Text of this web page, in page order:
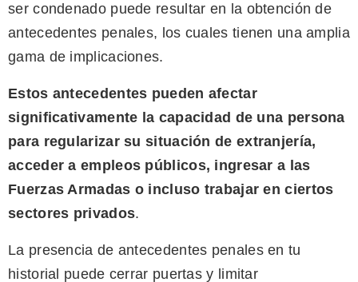
ser condenado puede resultar en la obtención de
antecedentes penales, los cuales tienen una amplia
gama de implicaciones.
Estos antecedentes pueden afectar
significativamente la capacidad de una persona
para regularizar su situación de extranjería,
acceder a empleos públicos, ingresar a las
Fuerzas Armadas o incluso trabajar en ciertos
sectores privados.
La presencia de antecedentes penales en tu
historial puede cerrar puertas y limitar